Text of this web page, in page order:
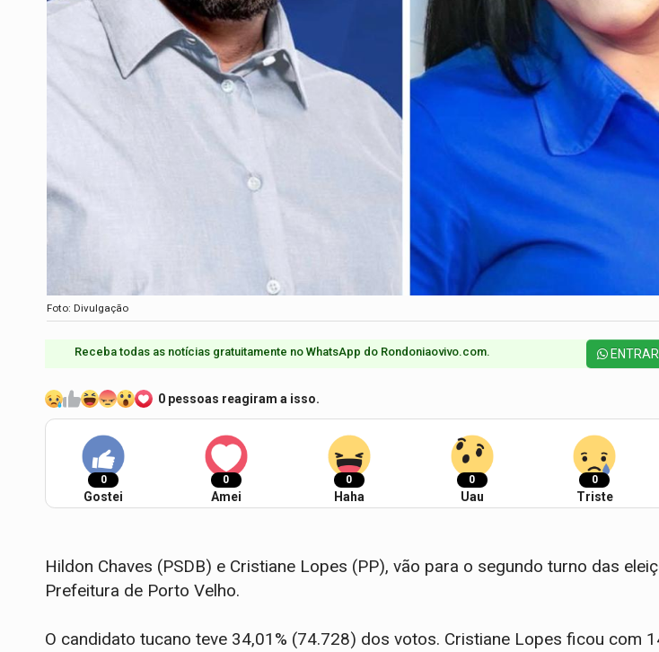
Foto: Divulgação
Receba todas as notícias gratuitamente no WhatsApp do Rondoniaovivo.com.​ ENTRAR
0 pessoas reagiram a isso.
0
Gostei
0
Amei
0
Haha
0
Uau
0
Triste
Hildon Chaves (PSDB) e Cristiane Lopes (PP), vão para o segundo turno das
Prefeitura de Porto Velho.
O candidato tucano teve 34,01% (74.728) dos votos. Cristiane Lopes ficou com